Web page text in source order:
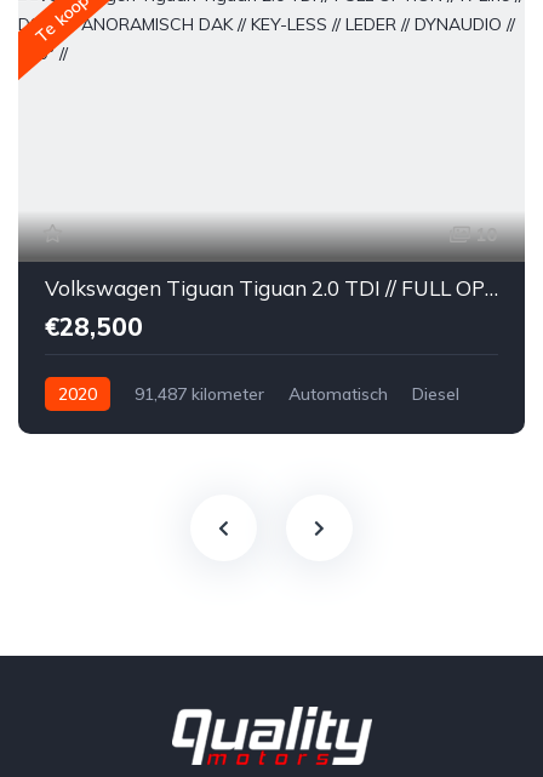
Te koop
10
Volkswagen Tiguan Tiguan 2.0 TDI // FULL OPTION // R-Line // DSG // PANORAMISCH DAK // KEY-LESS // LEDER // DYNAUDIO // 360° //
€28,500
2020 91,487 kilometer Automatisch
Diesel